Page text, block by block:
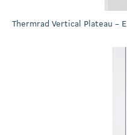
Thermrad Vertical Plateau – E